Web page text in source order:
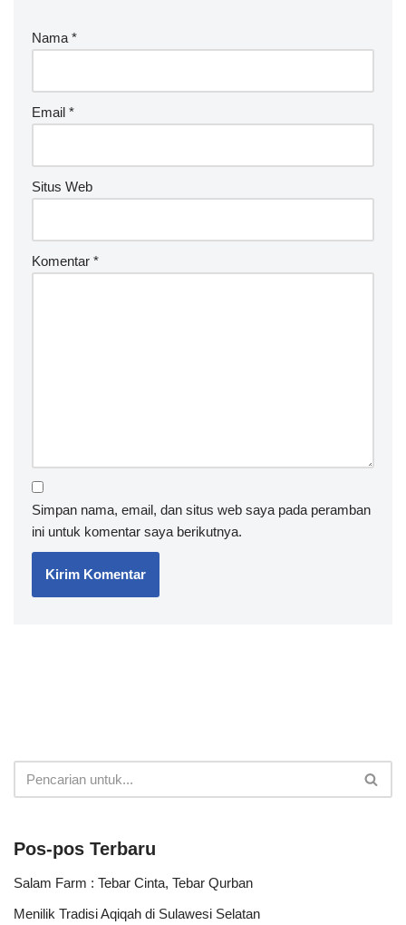
Nama *
Email *
Situs Web
Komentar *
Simpan nama, email, dan situs web saya pada peramban
ini untuk komentar saya berikutnya.
Pos-pos Terbaru
Salam Farm : Tebar Cinta, Tebar Qurban
Menilik Tradisi Aqiqah di Sulawesi Selatan